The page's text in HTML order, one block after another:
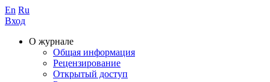
En Ru
Вход
О журнале
Общая информация
Рецензирование
Открытый доступ